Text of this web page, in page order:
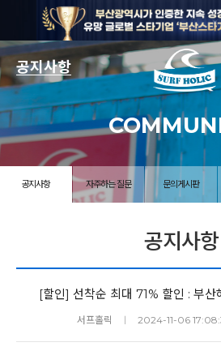
공지사항
공지사항 자주하는 질문 문의게시판
공지사항
[할인] 선착순 최대 71% 할인 : 부산
서프홀릭 ㅣ 2024-11-06